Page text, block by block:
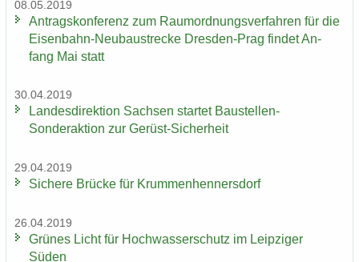
08.05.2019
An­trags­kon­fe­renz zum Raum­ord­nungs­ver­fah­ren für die
Eisenbahn-​Neubaustrecke Dresden-​Prag fin­det An­
fang Mai statt
30.04.2019
Lan­des­di­rek­ti­on Sach­sen star­tet Baustellen-​
Sonderaktion zur Gerüst-​Sicherheit
29.04.2019
Si­che­re Brü­cke für Krum­men­hen­ners­dorf
26.04.2019
Grü­nes Licht für Hoch­was­ser­schutz im Leip­zi­ger
Süden